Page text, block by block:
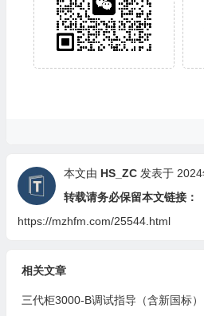
本文由 HS_ZC发表于 2024
转载请务必保留本文链接：
https://mzhfm.com/25544.html
相关文章
三代柜3000-B调试指导（含新国标）